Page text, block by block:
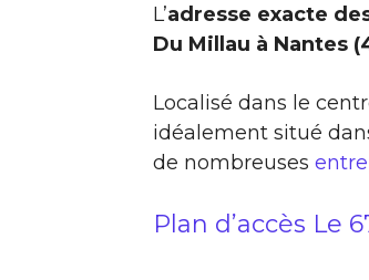
L’adresse exacte
Du Millau à Nantes
Localisé dans le
idéalement situé
de nombreuses
Plan d’accès Le